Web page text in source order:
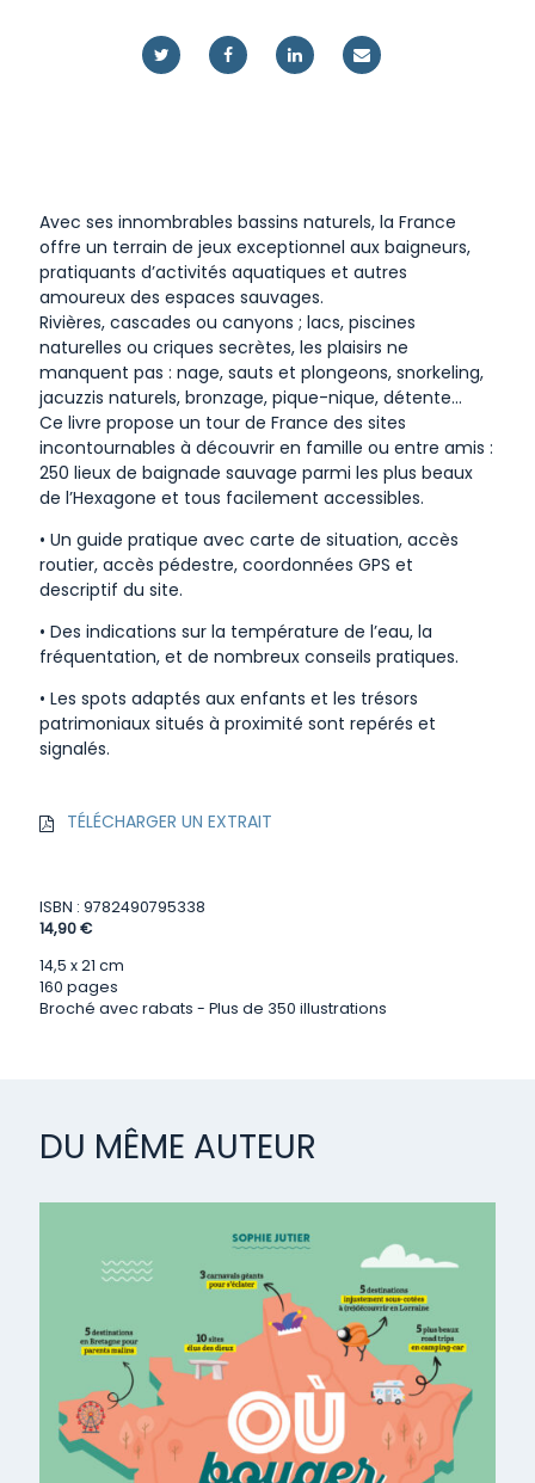
Avec ses innombrables bassins naturels, la France
offre un terrain de jeux exceptionnel aux baigneurs,
pratiquants d’activités aquatiques et autres
amoureux des espaces sauvages.
Rivières, cascades ou canyons ; lacs, piscines
naturelles ou criques secrètes, les plaisirs ne
manquent pas : nage, sauts et plongeons, snorkeling,
jacuzzis naturels, bronzage, pique-nique, détente…
Ce livre propose un tour de France des sites
incontournables à découvrir en famille ou entre amis :
250 lieux de baignade sauvage parmi les plus beaux
de l’Hexagone et tous facilement accessibles.
• Un guide pratique avec carte de situation, accès
routier, accès pédestre, coordonnées GPS et
descriptif du site.
• Des indications sur la température de l’eau, la
fréquentation, et de nombreux conseils pratiques.
• Les spots adaptés aux enfants et les trésors
patrimoniaux situés à proximité sont repérés et
signalés.
TÉLÉCHARGER UN EXTRAIT
ISBN : 9782490795338
14,90 €
14,5 x 21 cm
160 pages
Broché avec rabats - Plus de 350 illustrations
DU MÊME AUTEUR